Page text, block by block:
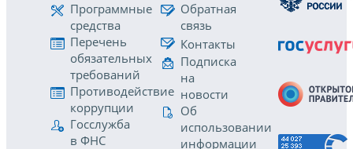
Программные
средства
Перечень
обязательных
требований
Противодействие
коррупции
Госслужба
в ФНС
Обратная
связь
Контакты
Подписка
на
новости
Об
использовании
информации